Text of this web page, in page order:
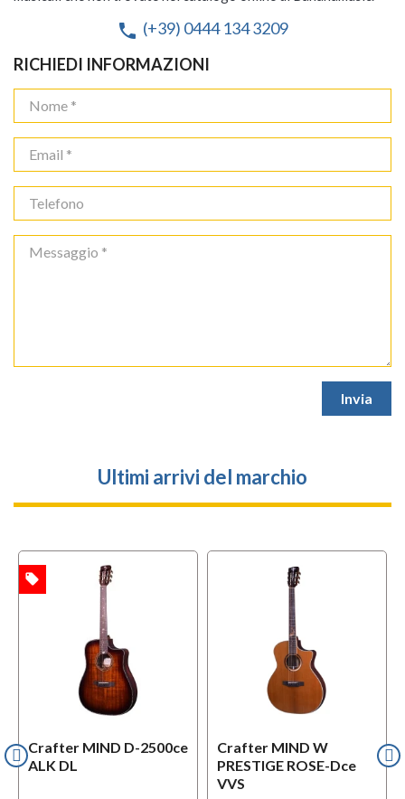
phone (+39) 0444 134 3209
RICHIEDI INFORMAZIONI
Ultimi arrivi del marchio
Crafter MIND D-2500ce
ALK DL
local_offer
Crafter MIND W
PRESTIGE ROSE-Dce
VVS